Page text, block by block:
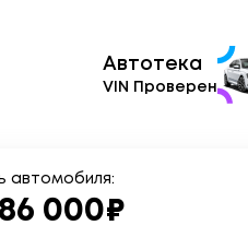
Автотека
VIN Проверен
автомобиля:
000₽